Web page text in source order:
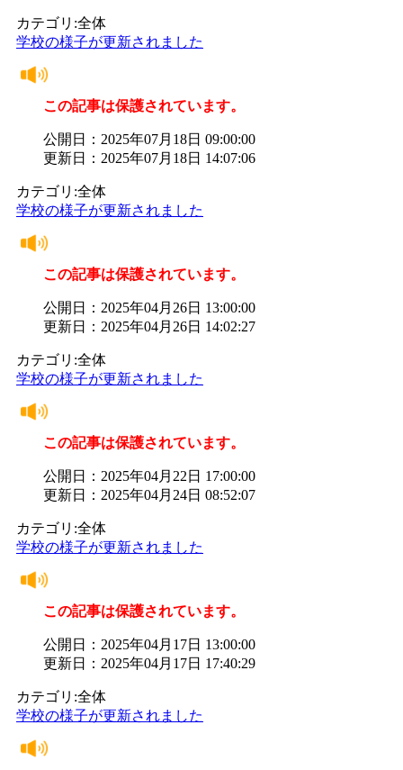
カテゴリ:全体
学校の様子が更新されました
この記事は保護されています。
公開日：2025年07月18日 09:00:00
更新日：2025年07月18日 14:07:06
カテゴリ:全体
学校の様子が更新されました
この記事は保護されています。
公開日：2025年04月26日 13:00:00
更新日：2025年04月26日 14:02:27
カテゴリ:全体
学校の様子が更新されました
この記事は保護されています。
公開日：2025年04月22日 17:00:00
更新日：2025年04月24日 08:52:07
カテゴリ:全体
学校の様子が更新されました
この記事は保護されています。
公開日：2025年04月17日 13:00:00
更新日：2025年04月17日 17:40:29
カテゴリ:全体
学校の様子が更新されました